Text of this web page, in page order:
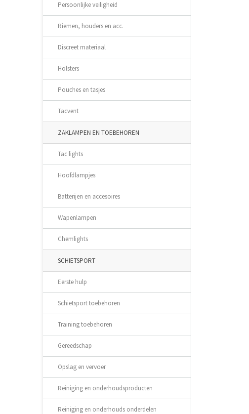
Persoonlijke veiligheid
Riemen, houders en acc.
Discreet materiaal
Holsters
Pouches en tasjes
Tacvent
ZAKLAMPEN EN TOEBEHOREN
Tac lights
Hoofdlampjes
Batterijen en accesoires
Wapenlampen
Chemlights
SCHIETSPORT
Eerste hulp
Schietsport toebehoren
Training toebehoren
Gereedschap
Opslag en vervoer
Reiniging en onderhoudsproducten
Reiniging en onderhouds onderdelen